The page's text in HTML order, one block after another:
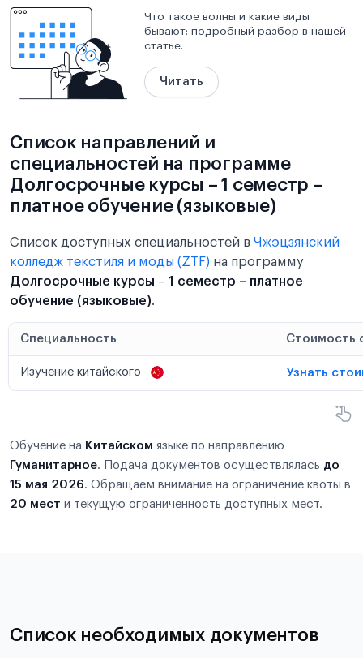
Что такое волны и какие виды
бывают: подробный разбор в нашей
статье.
Читать
Список направлений и
специальностей на программе
Долгосрочные курсы – 1 семестр –
платное обучение (языковые)
Список доступных специальностей в Чжэцзянский
колледж текстиля и моды (ZTF) на программу
Долгосрочные курсы – 1 семестр – платное
обучение (языковые).
Специальность Стоимость
Изучение китайского Узнать
Обучение на Китайском языке по направлению
Гуманитарное. Подача документов осуществлялась до
15 мая 2026. Обращаем внимание на ограничение квоты в
20 мест и текущую ограниченность доступных мест.
Список необходимых документов